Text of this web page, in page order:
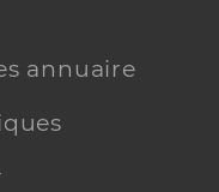
annuaire